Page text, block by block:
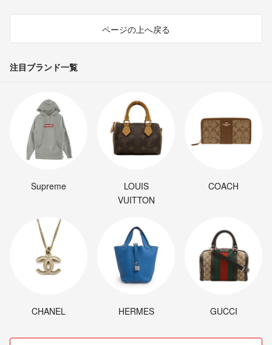
ページの上へ戻る
注目ブランド一覧
Supreme
LOUIS
VUITTON
COACH
CHANEL HERMES GUCCI